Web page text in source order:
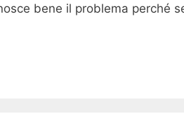
bene il problema perché